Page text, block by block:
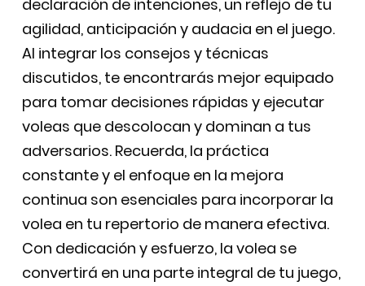
declaración de intenciones, un reflejo de tu
agilidad, anticipación y audacia en el juego.
Al integrar los consejos y técnicas
discutidos, te encontrarás mejor equipado
para tomar decisiones rápidas y ejecutar
voleas que descolocan y dominan a tus
adversarios. Recuerda, la práctica
constante y el enfoque en la mejora
continua son esenciales para incorporar la
volea en tu repertorio de manera efectiva.
Con dedicación y esfuerzo, la volea se
convertirá en una parte integral de tu juego,